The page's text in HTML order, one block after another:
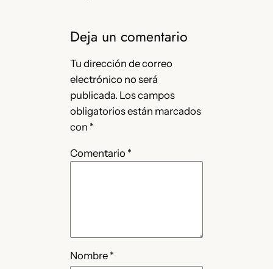
Deja un comentario
Tu dirección de correo
electrónico no será
publicada. Los campos
obligatorios están marcados
con *
Comentario *
Nombre *